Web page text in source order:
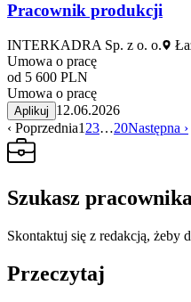
Pracownik produkcji
INTERKADRA Sp. z o. o.
Umowa o pracę
od 5 600 PLN
Umowa o pracę
Aplikuj
12.06.2026
‹ Poprzednia1 23…20Następna ›
Szukasz
Skontaktuj się z redakcją, żeby
Przeczytaj